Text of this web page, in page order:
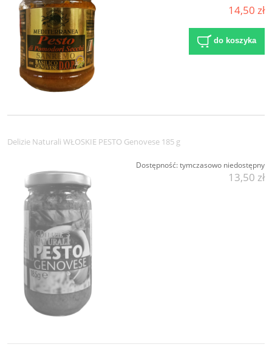
14,50 zł
do koszyka
Delizie Naturali WŁOSKIE PESTO Genovese 185 g
Dostępność:tymczasowo niedostępny
13,50 zł